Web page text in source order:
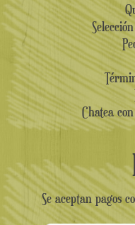
Chatea
Se aceptan pagos